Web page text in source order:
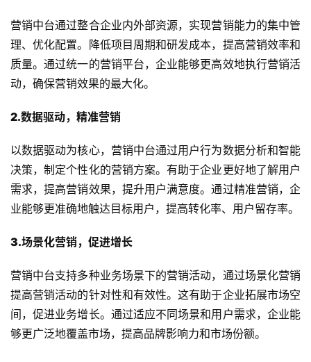
营销中台通过整合企业内外部资源，实现营销能力的集中管
理、优化配置。降低项目周期和研发成本，提高营销效率和
质量。通过统一的营销平台，企业能够更高效地执行营销活
动，确保营销效果的最大化。
2.数据驱动，精准营销
以数据驱动为核心，营销中台通过用户行为数据分析和智能
决策，制定个性化的营销方案。有助于企业更好地了解用户
需求，提高营销效果，提升用户满意度。通过精准营销，企
业能够更准确地触达目标用户，提高转化率、用户留存率。
3.场景化营销，促进增长
营销中台支持多种业务场景下的营销活动，通过场景化营销
提高营销活动的针对性和有效性。这有助于企业拓展市场空
间，促进业务增长。通过适应不同场景和用户需求，企业能
够更广泛地覆盖市场，提高品牌影响力和市场份额。